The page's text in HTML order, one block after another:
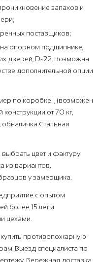
запахов и
поставщиков;
опорном подшипнике,
дверей, D-22. Возможна
дополнительной опции
по коробке: , (возможен
от 70 кг,
Стальная
цвет и фактуру
из вариантов,
у замерщика.
с опытом
более 15 лет и
цехами.
противопожарную
Выезд специалиста по
Бережная доставка